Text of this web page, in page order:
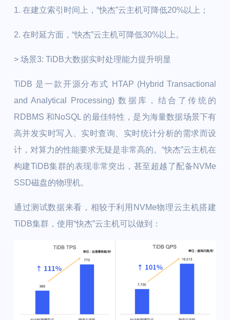
1. 在建立索引时间上，“快杰”云主机可降低20%以上；
2. 在时延方面，“快杰”云主机可降低30%以上。
> 场景3: TiDB大数据实时处理能力提升明显
TiDB 是一款开源分布式 HTAP (Hybrid Transactional
and Analytical Processing) 数据库，结合了传统的
RDBMS 和NoSQL 的最佳特性，是为海量数据场景下有
高并发实时写入、实时查询、实时统计分析的需求而设
计，对算力的性能要求无疑是非常高的。“快杰”云主机在
构建TiDB集群的表现非常突出，甚至超越了配备NVMe
SSD磁盘的物理机。
通过测试数据来看，相较于利用NVMe物理云主机搭建
TiDB集群，使用“快杰”云主机可以做到：